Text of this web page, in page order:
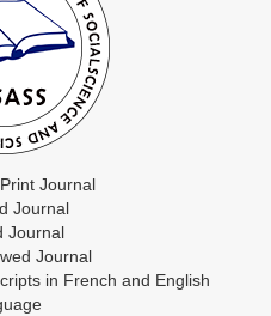
Journal
Journal
Journal
Journal
in French and English